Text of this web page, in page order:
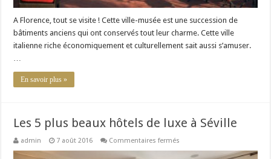
A Florence, tout se visite ! Cette ville-musée est une succession de
bâtiments anciens qui ont conservés tout leur charme. Cette ville
italienne riche économiquement et culturellement sait aussi s’amuser.
…
En savoir plus »
Les 5 plus beaux hôtels de luxe à Séville
admin 7 août 2016 Commentaires fermés